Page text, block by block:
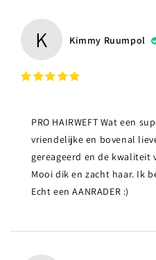
K Kimmy Ruumpol
PRO HAIRWEFT Wat een
vriendelijke en bovenal
gereageerd en de kwaliteit
Mooi dik en zacht haar. Ik
Echt een AANRADER :)